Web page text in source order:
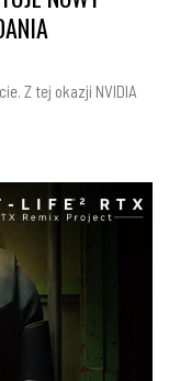
Z tej okazji NVIDIA